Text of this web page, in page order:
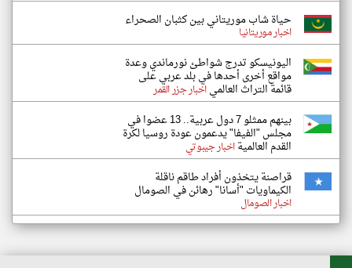
حياة شاب موريتاني بين كثبان الصحراء
اخبار موريتانيا
اليونيسكو تدرج شواطئ نورماندي وعدة
مواقع أخرى أحدها في بلد عربي على
قائمة التراث العالمياخبار جزر القمر
بينهم ممثلو 7 دول عربية.. 13 عضوا في
مجلس "الفيفا" يدعمون عودة روسيا لكرة
القدم العالميةاخبار جيبوتي
قراصنة يتخذون أفراد طاقم ناقلة
الكيماويات "أسانا" رهائن في الصومال
اخبار الصومال